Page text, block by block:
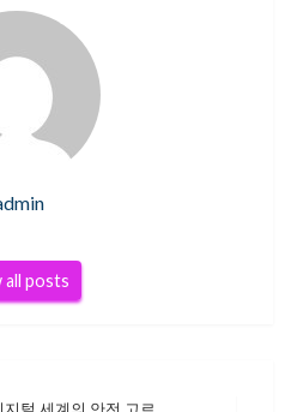
all posts
털 세계의 안전 고르